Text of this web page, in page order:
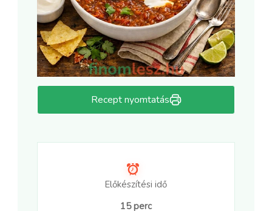
Recept nyomtatás
Előkészítési idő
15 perc